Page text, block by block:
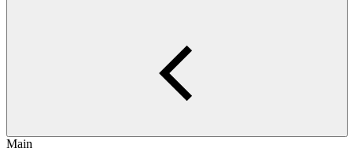
Main